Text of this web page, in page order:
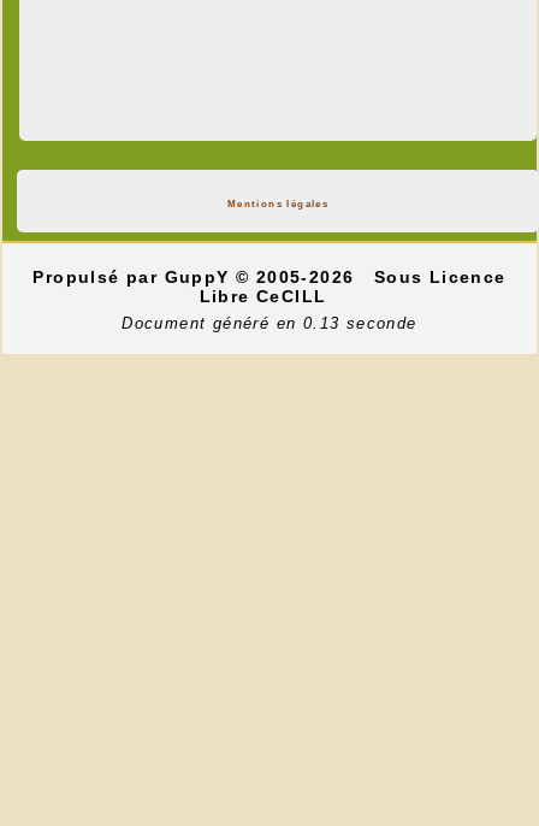
Mentions légales
Propulsé par GuppY© 2005-2026
Sous Licence
Libre CeCILL
Document généré en 0.13 seconde